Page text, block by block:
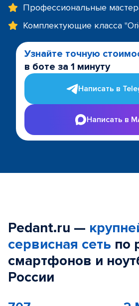
Профессиональные
Комплектующие класса
Узнайте точную
в боте за 1 минуту
Написать в
Написать в
Pedant.ru —
сервисная сеть по
смартфонов и
России